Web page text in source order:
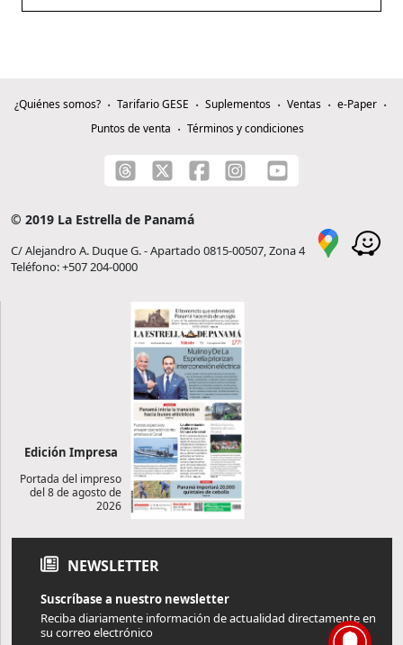
¿Quiénes somos? Tarifario GESE Suplementos Ventas
e-Paper
Puntos de venta
Términos y condiciones
© 2019 La Estrella de Panamá
C/ Alejandro A. Duque G. - Apartado 0815-00507, Zona 4
Teléfono: +507 204-0000
Edición Impresa
Portada del impreso
del 8 de agosto de
2026
NEWSLETTER
Suscríbase a nuestro newsletter
Reciba diariamente información de actualidad directamente en
su correo electrónico